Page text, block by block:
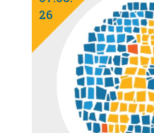
26